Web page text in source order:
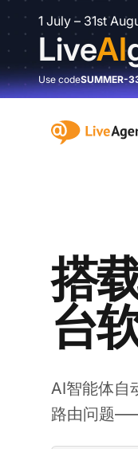
1 July – 31st
LiveAI
Use codeSUMMER-
:site.title
搭
台
AI智能体自
路由问题